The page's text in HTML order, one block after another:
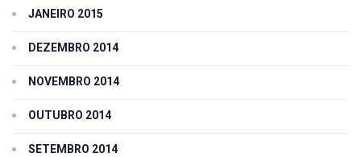
JANEIRO 2015
DEZEMBRO 2014
NOVEMBRO 2014
OUTUBRO 2014
SETEMBRO 2014